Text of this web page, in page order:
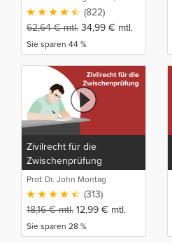
(LL.B.)
Juristische Intensivlehrgänge
(822)
62,64€mtl. 34,99 € mtl.
Sie sparen 44 %
Zivilrecht für die
Zwischenprüfung
Prof. Dr. John Montag
(313)
18,16€mtl. 12,99 € mtl.
Sie sparen 28 %